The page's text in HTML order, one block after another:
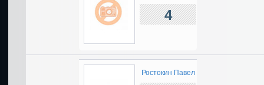
4
Ростокин Павел